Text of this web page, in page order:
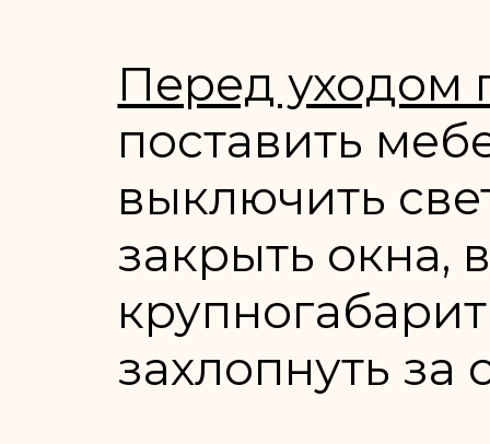
Перед уходом
поставить
выключить
закрыть окна,
захлопнуть за